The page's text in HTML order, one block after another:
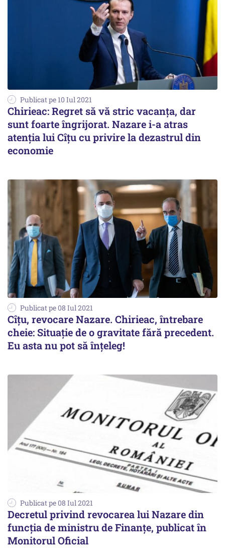
Publicat pe 10 Iul 2021
Chirieac: Regret să vă stric vacanța, dar
sunt foarte îngrijorat. Nazare i-a atras
atenția lui Cîțu cu privire la dezastrul din
economie
Publicat pe 08 Iul 2021
Cîţu, revocare Nazare. Chirieac, întrebare
cheie: Situaţie de o gravitate fără precedent.
Eu asta nu pot să înţeleg!
Publicat pe 08 Iul 2021
Decretul privind revocarea lui Nazare din
funcţia de ministru de Finanţe, publicat în
Monitorul Oficial